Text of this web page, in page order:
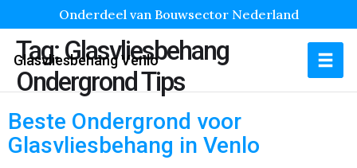
Onderdeel van Bouwsector Nederland
Glasvliesbehang Venlo
Tag:Glasvliesbehang
Ondergrond Tips
Beste Ondergrond voor
Glasvliesbehang in Venlo